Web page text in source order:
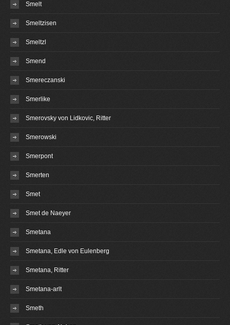
Smelt
Smeltzisen
Smeltzl
Smend
Smereczanski
Smerlike
Smerovsky von Lidkovic, Ritter
Smerowski
Smerpont
Smerten
Smet
Smet de Naeyer
Smetana
Smetana, Edle von Eulenberg
Smetana, Ritter
Smetana-arlt
Smeth